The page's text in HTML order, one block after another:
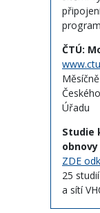
ČTÚ:
Úřadu
Studie
obnovy
ZDE
25
a sítí